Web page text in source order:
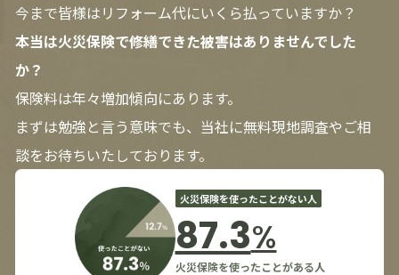
今まで皆様はリフォーム代にいくら払っていますか？
本当は火災保険で修繕できた被害はありませんでした
か？
保険料は年々増加傾向にあります。
まずは勉強と言う意味でも、当社に無料現地調査やご相
談をお待ちいたしております。
火災保険を使ったことがない人
87.3%
火災保険を使ったことがある人